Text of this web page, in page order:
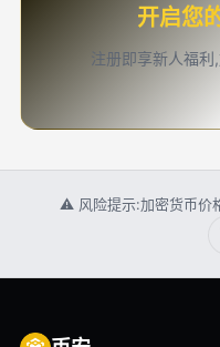
开启您
注册即享新人福
⚠ 风险提示:加密货币价